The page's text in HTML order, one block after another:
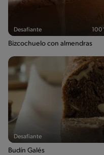
Desafiante 100'
Bizcochuelo con almendras
Desafiante
Budín Galés